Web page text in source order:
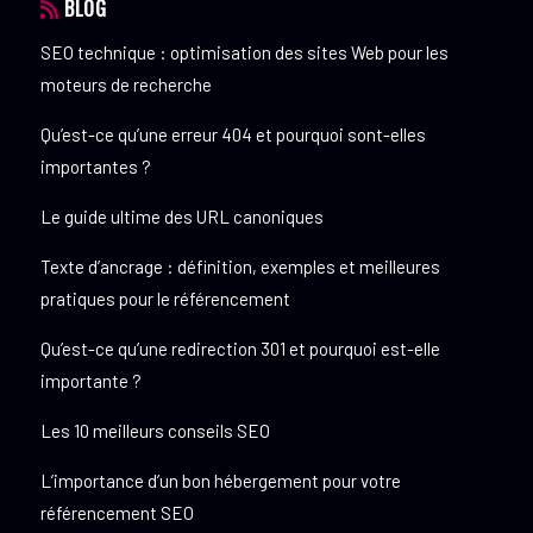
BLOG
SEO technique : optimisation des sites Web pour les
moteurs de recherche
Qu’est-ce qu’une erreur 404 et pourquoi sont-elles
importantes ?
Le guide ultime des URL canoniques
Texte d’ancrage : définition, exemples et meilleures
pratiques pour le référencement
Qu’est-ce qu’une redirection 301 et pourquoi est-elle
importante ?
Les 10 meilleurs conseils SEO
L’importance d’un bon hébergement pour votre
référencement SEO